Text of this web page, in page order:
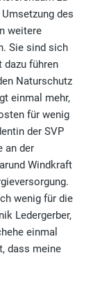
des
weitere
Sie sind sich
dazu führen
Naturschutz
einmal mehr,
für wenig
der SVP
an der
Windkraft
wenig für die
Ledergerber,
einmal
dass meine